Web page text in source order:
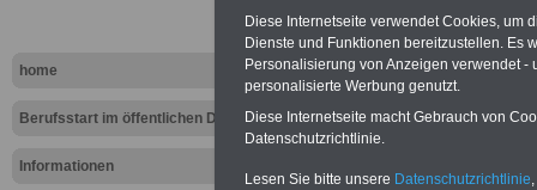
home
Berufsstart im öffentlichen Dienst
Informationen
Diese Internetseite verwendet Cookies, um
Dienste und Funktionen bereitzustellen. Es
Personalisierung von Anzeigen verwendet
personalisierte Werbung genutzt.
Diese Internetseite macht Gebrauch von
Datenschutzrichtlinie.
Lesen Sie bitte unsere Datenschutzrichtlinie